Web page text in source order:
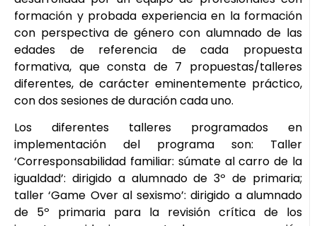
formación y probada experiencia en la formación
con perspectiva de género con alumnado de las
edades de referencia de cada propuesta
formativa, que consta de 7 propuestas/talleres
diferentes, de carácter eminentemente práctico,
con dos sesiones de duración cada uno.
Los diferentes talleres programados en
implementación del programa son: Taller
‘Corresponsabilidad familiar: súmate al carro de la
igualdad’: dirigido a alumnado de 3º de primaria;
taller ‘Game Over al sexismo’: dirigido a alumnado
de 5º primaria para la revisión crítica de los